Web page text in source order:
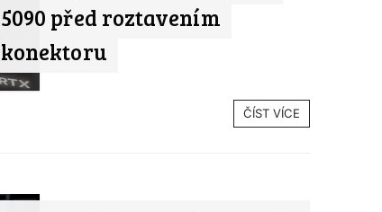
5090 před roztavením
konektoru
ČÍST VÍCE